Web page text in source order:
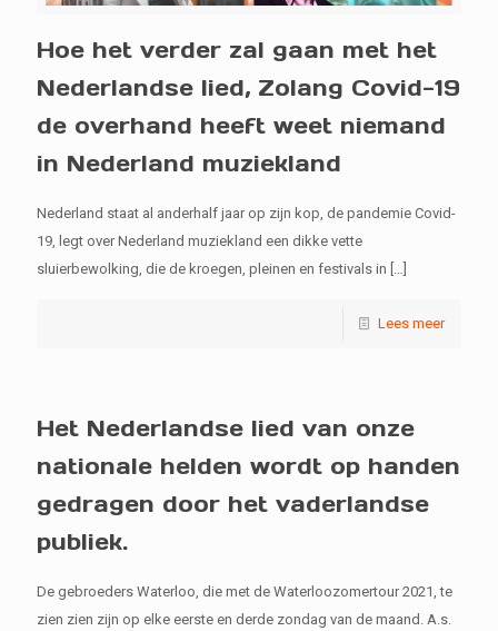
Hoe het verder zal gaan met het
Nederlandse lied, Zolang Covid-19
de overhand heeft weet niemand
in Nederland muziekland
Nederland staat al anderhalf jaar op zijn kop, de pandemie Covid-
19, legt over Nederland muziekland een dikke vette
sluierbewolking, die de kroegen, pleinen en festivals in […]
Lees meer
Het Nederlandse lied van onze
nationale helden wordt op handen
gedragen door het vaderlandse
publiek.
De gebroeders Waterloo, die met de Waterloozomertour 2021, te
zien zien zijn op elke eerste en derde zondag van de maand. A.s.